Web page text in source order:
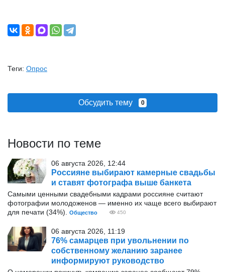
Теги: Опрос
Обсудить тему 0
Новости по теме
06 августа 2026, 12:44
Россияне выбирают камерные свадьбы
и ставят фотографа выше банкета
Самыми ценными свадебными кадрами россияне считают
фотографии молодоженов — именно их чаще всего выбирают
для печати (34%).
Общество 450
06 августа 2026, 11:19
76% самарцев при увольнении по
собственному желанию заранее
информируют руководство